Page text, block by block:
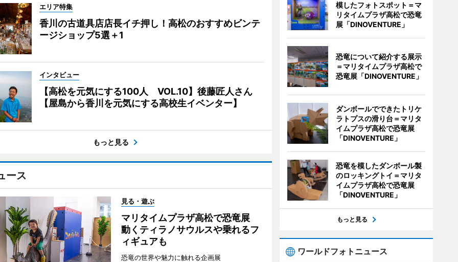
エリア特集
香川の古道具店店長イチ押し！高松のおすすめビンテ
ージショップ5選＋1
インタビュー
【高松を元気にする100人 VOL.10】後藤匠人さん
【屋島から香川を元気にする高校生イベンター】
もっと見る
ース
見る・遊ぶ
マリタイムプラザ高松で恐竜展
動くティラノサウルスや乗れるフ
ィギュアも
恐竜の世界や魅力に触れる企画展
模したフォトスポット＝マ
リタイムプラザ高松で恐竜
展「DINOVENTURE」
恐竜について紹介する展示
＝マリタイムプラザ高松で
恐竜展「DINOVENTURE」
ダンボールでできたトリケ
ラトプスの滑り台＝マリタ
イムプラザ高松で恐竜展
「DINOVENTURE」
恐竜を模したダンボール製
のロッキングトイ＝マリタ
イムプラザ高松で恐竜展
「DINOVENTURE」
もっと見る
ワールドフォトニュース